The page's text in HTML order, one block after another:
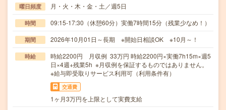
曜日頻度 月・火・木・金・土／週5日
時間 09:15-17:30（休憩60分）実働7時間15分（残業少なめ！）
期間 2026年10月01日～長期 ※開始日相談OK ※10月～！
時給
時給2200円 月収例 33万円 時給2200円×実働7h15m×週5
日×4週+残業5h ※月収例を保証するものではありません。
※給与即受取りサービス利用可（利用条件有）
交通費
1ヶ月3万円を上限として実費支給